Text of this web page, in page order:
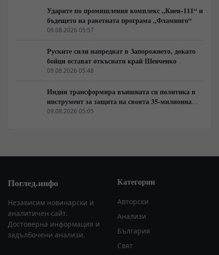
Ударите по промишления комплекс „Киев-111“ и
бъдещето на ракетната програма „Фламинго“
09.08.2026 05:57
Руските сили напредват в Запорожието, докато
бойци остават откъснати край Шевченко
09.08.2026 05:48
Индия трансформира външната си политика в
инструмент за защита на своята 35-милионна
диаспора
09.08.2026 05:05
Поглед.инфо
Независим новинарски и
аналитичен сайт.
Достоверна информация и
задълбочени анализи.
Категории
Авторски
Анализи
България
Свят